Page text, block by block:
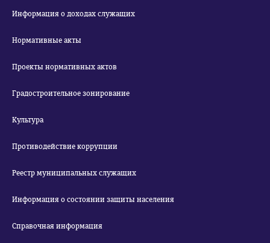
Информация о доходах служащих
Нормативные акты
Проекты нормативных актов
Градостроительное зонирование
Культура
Противодействие коррупции
Реестр муниципальных служащих
Информация о состоянии защиты населения
Справочная информация